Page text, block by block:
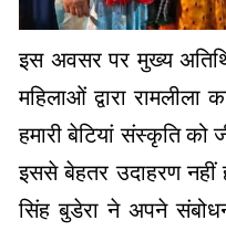
इस अवसर पर मुख्य
महिलाओं द्वारा
हमारी बेटियां संस्कृति को
इससे बेहतर उदाहरण नहीं
सिंह बुडेरा ने अपने